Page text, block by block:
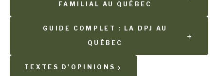
FAMILIAL AU QUÉBEC
GUIDE COMPLET : LA DPJ AU
QUÉBEC
TEXTES D'OPINIONS